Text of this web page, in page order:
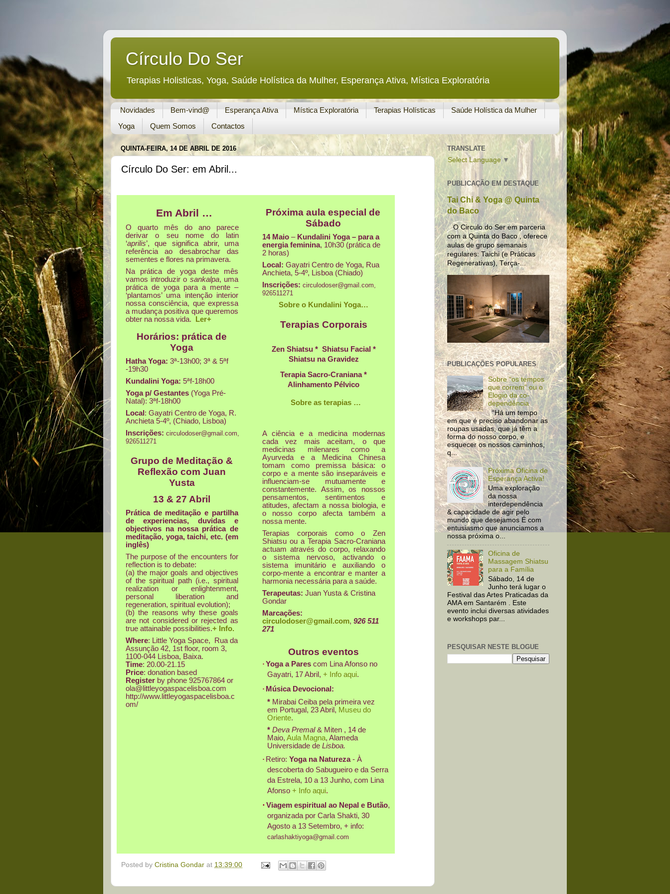
Círculo Do Ser
Terapias Holisticas, Yoga, Saúde Holística da Mulher, Esperança Ativa, Mística Exploratória
Novidades Bem-vind@ Esperança Ativa Mística Exploratória Terapias Holísticas
Saúde Holística da Mulher
Yoga
Quem Somos Contactos
QUINTA-FEIRA, 14 DE ABRIL DE 2016
Círculo Do Ser: em Abril...
Em Abril …
O quarto mês do ano parece
derivar o seu nome do latin
‘aprilis’, que significa abrir, uma
referência ao desabrochar das
sementes e flores na primavera.
Na prática de yoga deste mês
vamos introduzir o sankalpa, uma
prática de yoga para a mente –
‘plantamos’ uma intenção interior
nossa consciência, que expressa
a mudança positiva que queremos
obter na nossa vida.
Ler+
Horários: prática de
Yoga
Hatha Yoga: 3ª-13h00; 3ª & 5ªf
-19h30
Kundalini Yoga: 5ªf-18h00
Yoga p/ Gestantes (Yoga Pré-
Natal): 3ªf-18h00
Local : Gayatri Centro de Yoga, R.
Anchieta 5-4º, (Chiado, Lisboa)
Inscrições: circulodoser@gmail.com,
926511271
Grupo de Meditação &
Reflexão com Juan
Yusta
13 & 27 Abril
Prática de meditação e partilha
de experiencias, duvidas e
objectivos na nossa prática de
meditação, yoga, taichi, etc. (em
inglês)
The purpose of the encounters for
reflection is to debate:
(a) the major goals and objectives
of the spiritual path (i.e., spiritual
realization or enlightenment,
personal liberation and
regeneration, spiritual evolution);
(b) the reasons why these goals
are not considered or rejected as
true attainable possibilities.+ Info.
Where: Little Yoga Space, Rua da
Assunção 42, 1st floor, room 3,
1100-044 Lisboa, Baixa.
Time: 20.00-21.15
Price: donation based
Register by phone 925767864 or
ola@littleyogaspacelisboa.com
http://www.littleyogaspacelisboa.c
om/
Próxima aula especial de
Sábado
14 Maio – Kundalini Yoga – para a
energia feminina, 10h30 (prática de
2 horas)
Local: Gayatri Centro de Yoga, Rua
Anchieta, 5-4º, Lisboa (Chiado)
Inscrições: circulodoser@gmail.com,
926511271
Sobre o Kundalini Yoga…
Terapias Corporais
Zen Shiatsu * Shiatsu Facial *
Shiatsu na Gravidez
Terapia Sacro-Craniana *
Alinhamento Pélvico
Sobre as terapias …
A ciência e a medicina modernas
cada vez mais aceitam, o que
medicinas milenares como a
Ayurveda e a Medicina Chinesa
tomam como premissa básica: o
corpo e a mente são inseparáveis e
influenciam-se mutuamente e
constantemente. Assim, os nossos
pensamentos, sentimentos e
atitudes, afectam a nossa biologia, e
o nosso corpo afecta também a
nossa mente.
Terapias corporais como o Zen
Shiatsu ou a Terapia Sacro-Craniana
actuam através do corpo, relaxando
o sistema nervoso, activando o
sistema imunitário e auxiliando o
corpo-mente a encontrar e manter a
harmonia necessária para a saúde.
Terapeutas:Juan Yusta & Cristina
Gondar
Marcações:
circulodoser@gmail.com, 926 511
271
Outros eventos
· Yoga a Pares com Lina Afonso no
Gayatri, 17 Abril, + Info aqui.
· Música Devocional:
*Mirabai Ceiba pela primeira vez
em Portugal, 23 Abril, Museu do
Oriente.
*Deva Premal& Miten , 14 de
Maio, Aula Magna, Alameda
Universidade de Lisboa.
· Retiro:Yoga na Natureza- À
descoberta do Sabugueiro e da Serra
da Estrela, 10 a 13 Junho, com Lina
Afonso + Info aqui.
· Viagem espiritual ao Nepal e Butão,
organizada por Carla Shakti, 30
Agosto a 13 Setembro, + info:
carlashaktiyoga@gmail.com
Posted by Cristina Gondar at 13:39:00
TRANSLATE
Select Language ▼
PUBLICAÇÃO EM DESTAQUE
Tai Chi & Yoga @ Quinta
do Baco
O Circulo do Ser em parceria
com a Quinta do Baco , oferece
aulas de grupo semanais
regulares: Taichi (e Práticas
Regenerativas), Terça-...
PUBLICAÇÕES POPULARES
Sobre “os tempos
que correm” ou o
Elogio da co-
dependência
“Há um tempo
em que é preciso abandonar as
roupas usadas, que já têm a
forma do nosso corpo, e
esquecer os nossos caminhos,
q...
Próxima Oficina de
Esperança Activa!
Uma exploração
da nossa
interdependência
& capacidade de agir pelo
mundo que desejamos É com
entusiasmo que anunciamos a
nossa próxima o...
Oficina de
Massagem Shiatsu
para a Família
Sábado, 14 de
Junho terá lugar o
Festival das Artes Praticadas da
AMA em Santarém . Este
evento inclui diversas atividades
e workshops par...
PESQUISAR NESTE BLOGUE